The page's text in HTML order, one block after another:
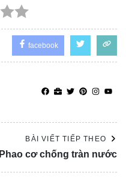
facebook
BÀI VIẾT TIẾP THEO
Phao cơ chống tràn nước